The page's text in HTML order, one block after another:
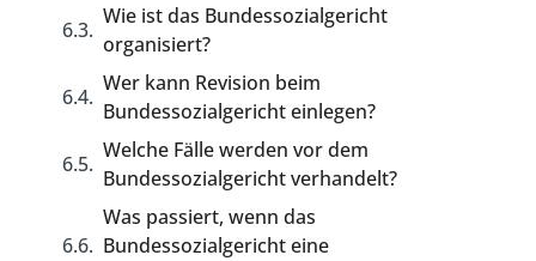
Wie ist das Bundessozialgericht
organisiert?
Wer kann Revision beim
Bundessozialgericht einlegen?
Welche Fälle werden vor dem
Bundessozialgericht verhandelt?
Was passiert, wenn das
Bundessozialgericht eine